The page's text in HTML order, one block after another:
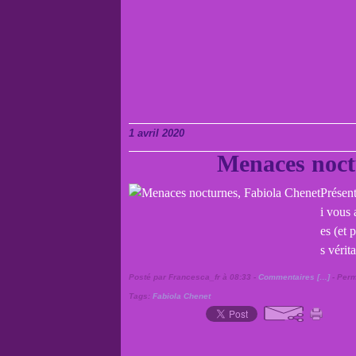
1 avril 2020
Menaces
i vous
es (et
s
Posté par Francesca_fr à 08:33 - Commentaires [… ]-
Tags: Fabiola Chenet